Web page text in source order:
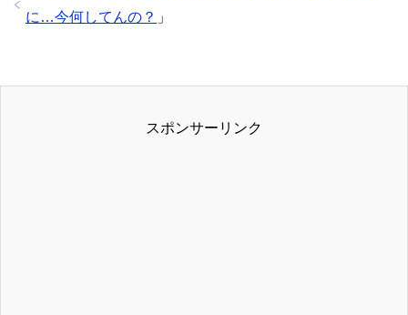
に…今何してんの？ 」
スポンサーリンク